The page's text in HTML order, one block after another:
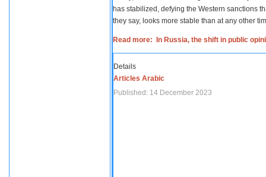
has stabilized, defying the Western sanctions
they say, looks more stable than at any other
Read more: In Russia, the shift in public
Details
Articles Arabic
Published: 14 December 2023